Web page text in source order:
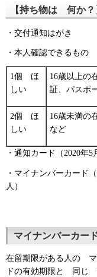
【持ち物は 何か？
・交付通知はがき
・本人確認できるもの
1個 ほ
しい
16歳以上の
証、パスポ
2個 ほ
しい
16歳未満の
など
・通知カード（2020
・マイナンバーカード
人）
マイナンバーカ
在留期限がある人の
ドの有効期限と 同じ